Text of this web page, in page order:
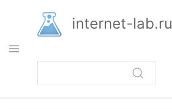
основному
содержанию
internet-lab.ru